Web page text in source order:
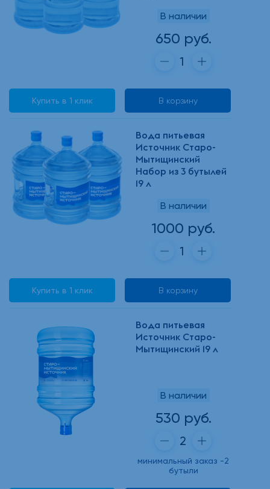
В наличии
650 руб.
Купить в 1 клик В корзину
Вода питьевая
Источник Старо-
Мытищинский
Набор из 3 бутылей
19 л
В наличии
1000 руб.
Купить в 1 клик В корзину
Вода питьевая
Источник Старо-
Мытищинский 19 л
В наличии
530 руб.
минимальный заказ -2
бутыли